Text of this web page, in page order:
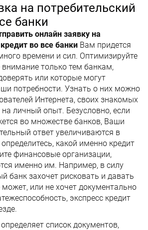
на потребительский
банки
онлайн заявку на
во все банки Вам придется
времени и сил. Оптимизируйте
внимание только тем банкам,
или которые могут
потребности. Узнать о них можно
Интернета, своих знакомых
личный опыт. Безусловно, если
во множестве банков, Ваши
ответ увеличиваются в
какой именно кредит
финансовые организации,
именно им. Например, в силу
банк захочет рисковать и давать
может, или не хочет документально
экспресс кредит
список документов,